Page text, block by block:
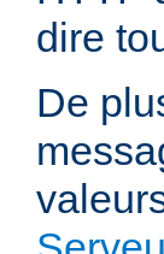
dire
De